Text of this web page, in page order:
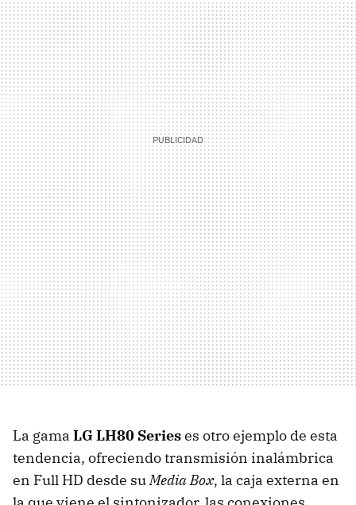
La gama LG LH80 Serieses otro ejemplo de esta
tendencia, ofreciendo transmisión inalámbrica
en Full HD desde suMedia Box, la caja externa en